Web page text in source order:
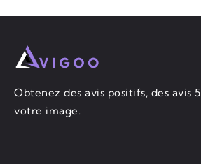
Obtenez des avis positifs, des avis
votre image.